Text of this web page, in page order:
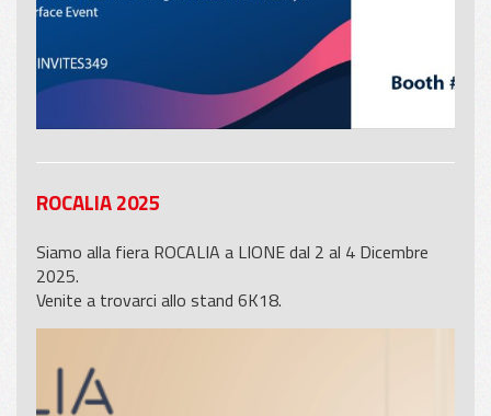
ROCALIA 2025
Siamo alla fiera ROCALIA a LIONE dal 2 al 4 Dicembre
2025.
Venite a trovarci allo stand 6K18.